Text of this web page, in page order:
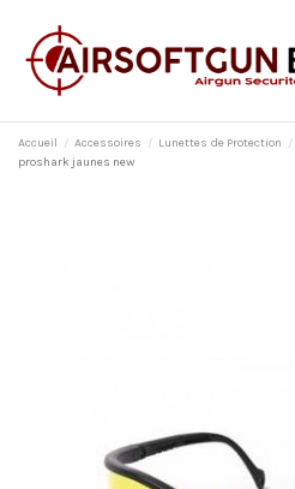
Accueil Accessoires Lunettes de Protection
proshark jaunes new